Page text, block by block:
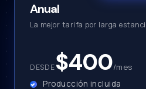
Anual
La mejor tarifa por larga
DESDE$400/mes
Producción incluida